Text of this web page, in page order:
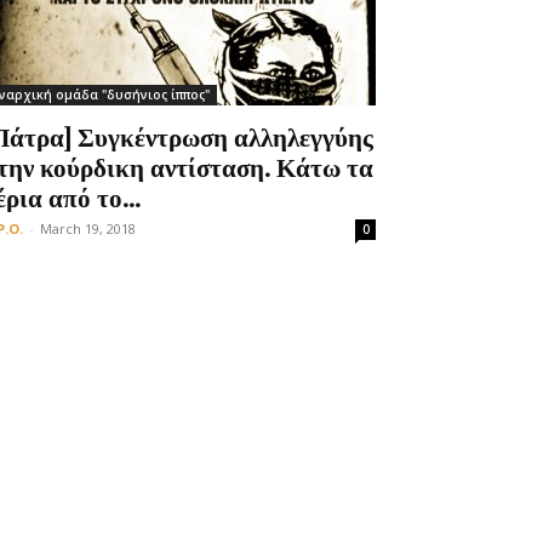
ομάδα "δυσήνιος ίππος"
Συγκέντρωση αλληλεγγύης
κούρδικη αντίσταση. Κάτω τα
από το...
- March 19, 2018 0